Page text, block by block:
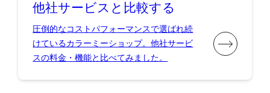
他社サービスと比較する
圧倒的なコストパフォーマンスで選ばれ続
けているカラーミーショップ。他社サービ
スの料金・機能と比べてみました。